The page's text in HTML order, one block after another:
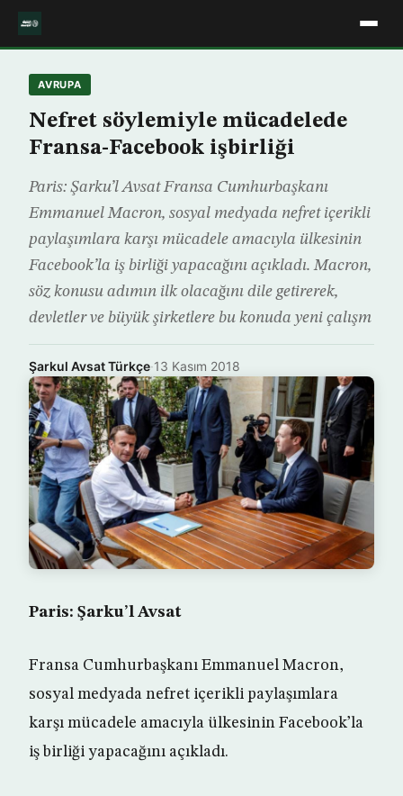
AVRUPA
Nefret söylemiyle mücadelede
Fransa-Facebook işbirliği
Paris: Şarku’l Avsat Fransa Cumhurbaşkanı
Emmanuel Macron, sosyal medyada nefret içerikli
paylaşımlara karşı mücadele amacıyla ülkesinin
Facebook’la iş birliği yapacağını açıkladı. Macron,
söz konusu adımın ilk olacağını dile getirerek,
devletler ve büyük şirketlere bu konuda yeni çalışm
Şarkul Avsat Türkçe·13 Kasım 2018
Paris: Şarku’l Avsat
Fransa Cumhurbaşkanı Emmanuel Macron,
sosyal medyada nefret içerikli paylaşımlara
karşı mücadele amacıyla ülkesinin Facebook’la
iş birliği yapacağını açıkladı.